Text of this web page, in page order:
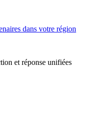
dans votre région
et réponse unifiées